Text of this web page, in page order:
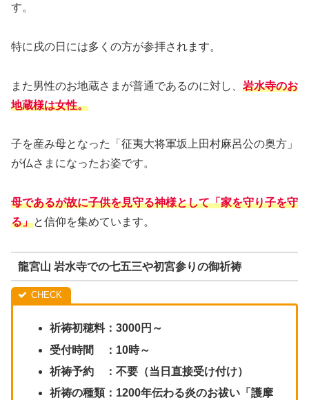
す。
特に戌の日には多くの方が参拝されます。
また男性のお地蔵さまが普通であるのに対し、 岩水寺のお
地蔵様は女性。
子を産み母となった「征夷大将軍坂上田村麻呂公の奥方」
が仏さまになったお姿です。
母であるが故に子供を見守る神様として「家を守り子を守
る」と信仰を集めています。
龍宮山 岩水寺での七五三や初宮参りの御祈祷
祈祷初穂料：3000円～
受付時間 ：10時～
祈祷予約 ：不要（当日直接受け付け）
祈祷の種類：1200年伝わる炎のお祓い「護摩